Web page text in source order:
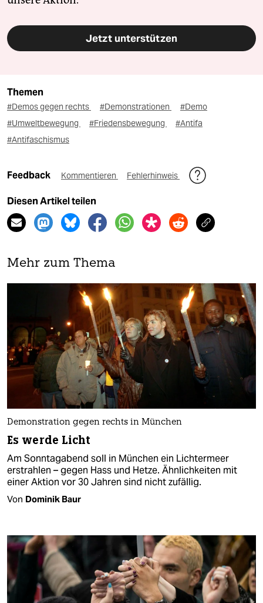
Jetzt unterstützen
Themen
#Demos gegen rechts #Demonstrationen
#Demo
#Umweltbewegung
#Friedensbewegung
#Antifa
#Antifaschismus
Feedback Kommentieren Fehlerhinweis
Diesen Artikel teilen
Mehr zum Thema
Demonstration gegen rechts in München
Es werde Licht
Am Sonntagabend soll in München ein Lichtermeer
erstrahlen – gegen Hass und Hetze. Ähnlichkeiten mit
einer Aktion vor 30 Jahren sind nicht zufällig.
Von Dominik Baur